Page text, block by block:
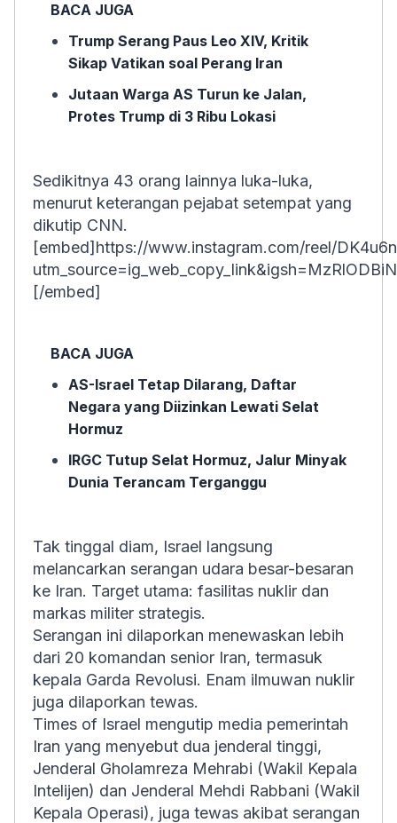
BACA JUGA
Trump Serang Paus Leo XIV, Kritik
Sikap Vatikan soal Perang Iran
Jutaan Warga AS Turun ke Jalan,
Protes Trump di 3 Ribu Lokasi
Sedikitnya 43 orang lainnya luka-luka,
menurut keterangan pejabat setempat yang
dikutip CNN.
[embed]https://www.instagram.com/reel/
[/embed]
BACA JUGA
AS-Israel Tetap Dilarang, Daftar
Negara yang Diizinkan Lewati Selat
Hormuz
IRGC Tutup Selat Hormuz, Jalur Minyak
Dunia Terancam Terganggu
Tak tinggal diam, Israel langsung
melancarkan serangan udara besar-besaran
ke Iran. Target utama: fasilitas nuklir dan
markas militer strategis.
Serangan ini dilaporkan menewaskan lebih
dari 20 komandan senior Iran, termasuk
kepala Garda Revolusi. Enam ilmuwan nuklir
juga dilaporkan tewas.
Times of Israel mengutip media pemerintah
Iran yang menyebut dua jenderal tinggi,
Jenderal Gholamreza Mehrabi (Wakil Kepala
Intelijen) dan Jenderal Mehdi Rabbani (Wakil
Kepala Operasi), juga tewas akibat serangan